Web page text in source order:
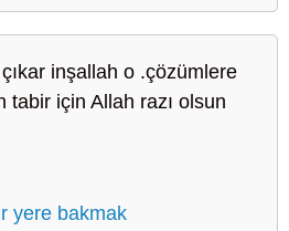
inşallah o .çözümlere
tabir için Allah razı olsun
yere bakmak